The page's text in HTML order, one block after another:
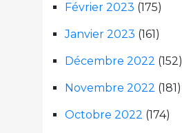
Février 2023 (175)
Janvier 2023 (161)
Décembre 2022 (152)
Novembre 2022 (181)
Octobre 2022 (174)